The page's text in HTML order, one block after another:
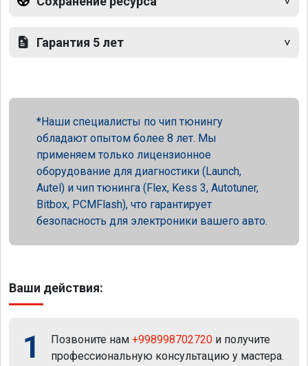
Гарантия 5 лет
Наши специалисты по чип тюнингу
обладают опытом более 8 лет. Мы
применяем только лицензионное
оборудование для диагностики (Launch,
Autel) и чип тюнинга (Flex, Kess 3, Autotuner,
Bitbox, PCMFlash), что гарантирует
безопасность для электроники вашего авто.
Ваши действия:
1 Позвоните нам +998998702720 и получите
профессиональную консультацию у мастера.